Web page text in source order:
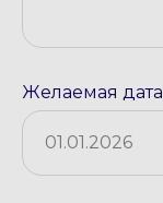
Желаемая дата